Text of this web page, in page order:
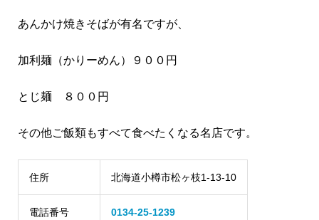
あんかけ焼きそばが有名ですが、
加利麺（かりーめん）９００円
とじ麺 ８００円
その他ご飯類もすべて食べたくなる名店です。
住所 北海道小樽市松ヶ枝1-13-10
電話番号 0134-25-1239